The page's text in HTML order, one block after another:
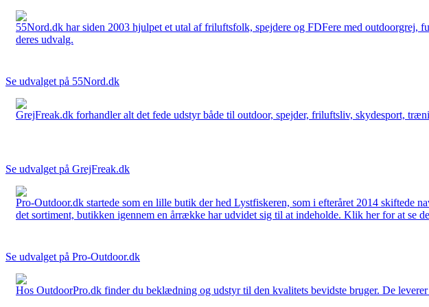
55Nord.dk har siden 2003 hjulpet et utal af friluftsfolk, spejdere og FDFere med
deres udvalg.
Se udvalget på 55Nord.dk
GrejFreak.dk forhandler alt det fede udstyr både til outdoor, spejder, friluftsliv, skydesport,
Se udvalget på GrejFreak.dk
Pro-Outdoor.dk startede som en lille butik der hed Lystfiskeren, som i efteråret 2014 skiftede
det sortiment, butikken igennem en årrække har udvidet sig til at indeholde. Klik her for at se
Se udvalget på Pro-Outdoor.dk
Hos OutdoorPro.dk finder du beklædning og udstyr til den kvalitets bevidste bruger. De